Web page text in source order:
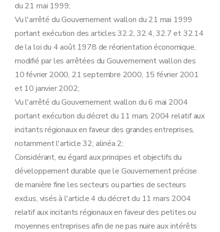
Art. 37
Art. 38
Art.39bis
Art. 39ter
quater
Art.39quinquies
Section 5
L'exonération du précompte immobilier
Art. 41
Art. 42
Chapitre III
Dispositions abrogatoires, transitoires et finales
Art. 43
Art. 44
Art. 45
Art. 46
du 21 mai 1999;
Vu l'arrêté du Gouvernement wallon du 21 mai 1999
portant exécution des articles 32.2, 32.4, 32.7 et 32.14
de la loi du 4 août 1978 de réorientation économique,
modifié par les arrêtées du Gouvernement wallon des
10 février 2000, 21 septembre 2000, 15 février 2001
et 10 janvier 2002;
Vu l'arrêté du Gouvernement wallon du 6 mai 2004
portant exécution du décret du 11 mars 2004 relatif aux
incitants régionaux en faveur des grandes entreprises,
notamment l'article 32, alinéa 2;
Considérant, eu égard aux principes et objectifs du
développement durable que le Gouvernement précise
de manière fine les secteurs ou parties de secteurs
exclus, visés à l'article 4 du décret du 11 mars 2004
relatif aux incitants régionaux en faveur des petites ou
moyennes entreprises afin de ne pas nuire aux intérêts